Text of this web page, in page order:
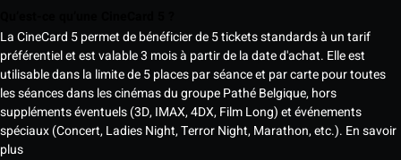
La CineCard 5 permet de bénéficier de 5 tickets standards à un tarif
préférentiel et est valable 3 mois à partir de la date d'achat. Elle est
utilisable dans la limite de 5 places par séance et par carte pour toutes
les séances dans les cinémas du groupe Pathé Belgique, hors
suppléments éventuels (3D, IMAX, 4DX, Film Long) et événements
spéciaux (Concert, Ladies Night, Terror Night, Marathon, etc.). En savoir
plus